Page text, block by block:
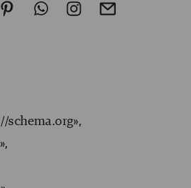
schema.org»,